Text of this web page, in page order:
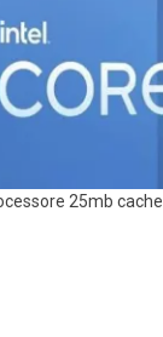
25mb cache